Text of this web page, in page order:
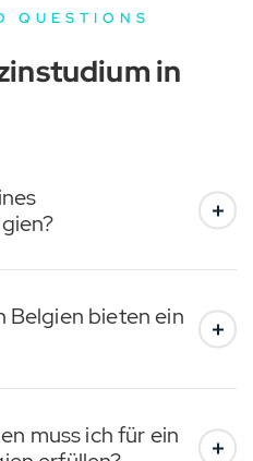
QUESTIONS
in
Belgien bieten ein
muss ich für ein